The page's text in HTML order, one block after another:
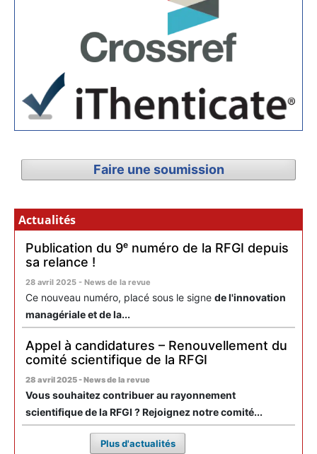
Faire une soumission
Actualités
Publication du 9ᵉ numéro de la RFGI depuis
sa relance !
28 avril 2025 - News de la revue
Ce nouveau numéro, placé sous le signe de l'innovation
managériale et de la...
Appel à candidatures – Renouvellement du
comité scientifique de la RFGI
28 avril 2025 - News de la revue
Vous souhaitez contribuer au rayonnement
scientifique de la RFGI ? Rejoignez notre comité...
Plus d'actualités